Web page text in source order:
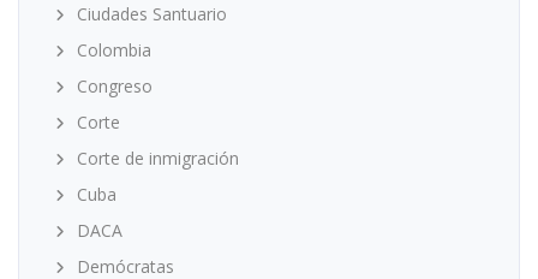
Ciudades Santuario
Colombia
Congreso
Corte
Corte de inmigración
Cuba
DACA
Demócratas